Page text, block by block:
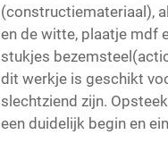
(constructiemateriaal),
en de witte, plaatje mdf
stukjes
dit werkje is geschikt
slechtziend zijn.
een duidelijk begin en